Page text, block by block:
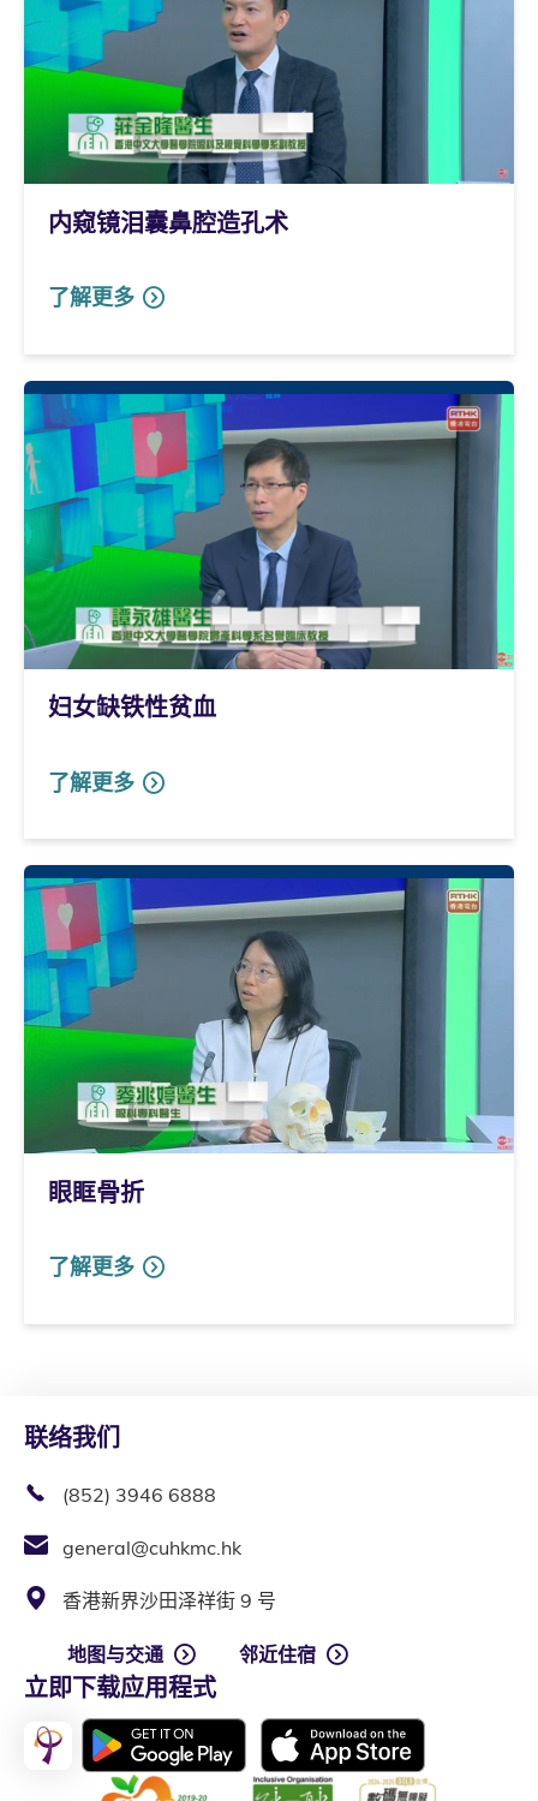
内窥镜泪囊鼻腔造孔术
了解更多
妇女缺铁性贫血
了解更多
眼眶骨折
了解更多
联络我们
(852) 3946 6888
general@cuhkmc.hk
香港新界沙田泽祥街 9 号
地图与交通 邻近住宿
立即下载应用程式